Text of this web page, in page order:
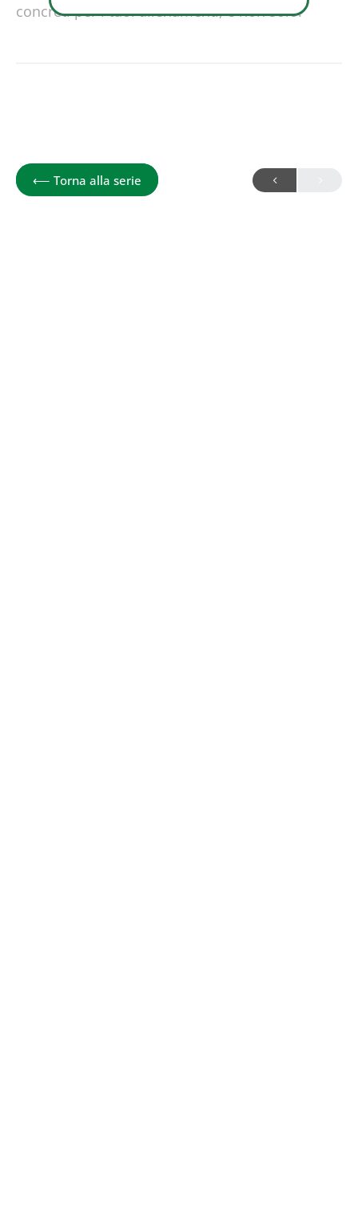
concreti per i tuoi allenamenti, e non solo.
⟵ Torna alla serie La giornata alimentare